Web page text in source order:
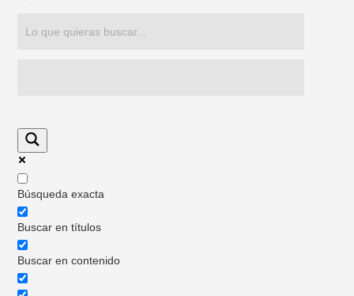
Búsqueda exacta
Buscar en títulos
Buscar en contenido